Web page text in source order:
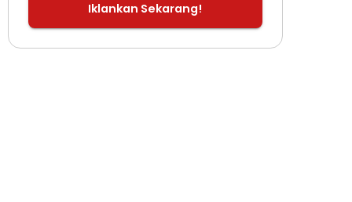
Iklankan Sekarang!